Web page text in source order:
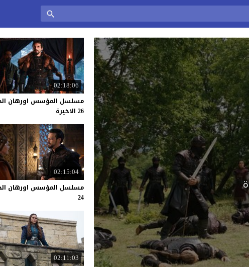
02:18:06
مسلسل المؤسس اورهان
26 الاخيرة
02:15:04
مسلسل المؤسس اورهان
24
02:11:03